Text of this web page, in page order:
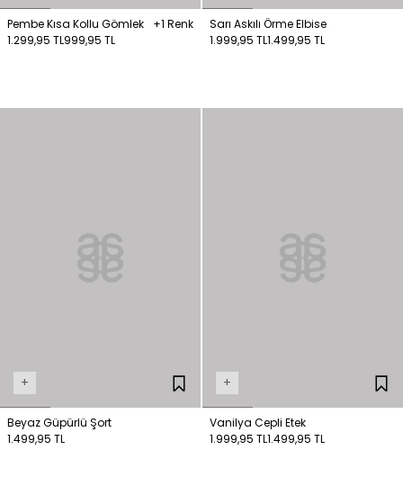
Pembe Kısa Kollu Gömlek
+1 Renk
1.299,95 TL999,95 TL
Sarı Askılı Örme Elbise
1.999,95 TL1.499,95 TL
+
Beyaz Güpürlü Şort
1.499,95 TL
+
Vanilya Cepli Etek
1.999,95 TL1.499,95 TL